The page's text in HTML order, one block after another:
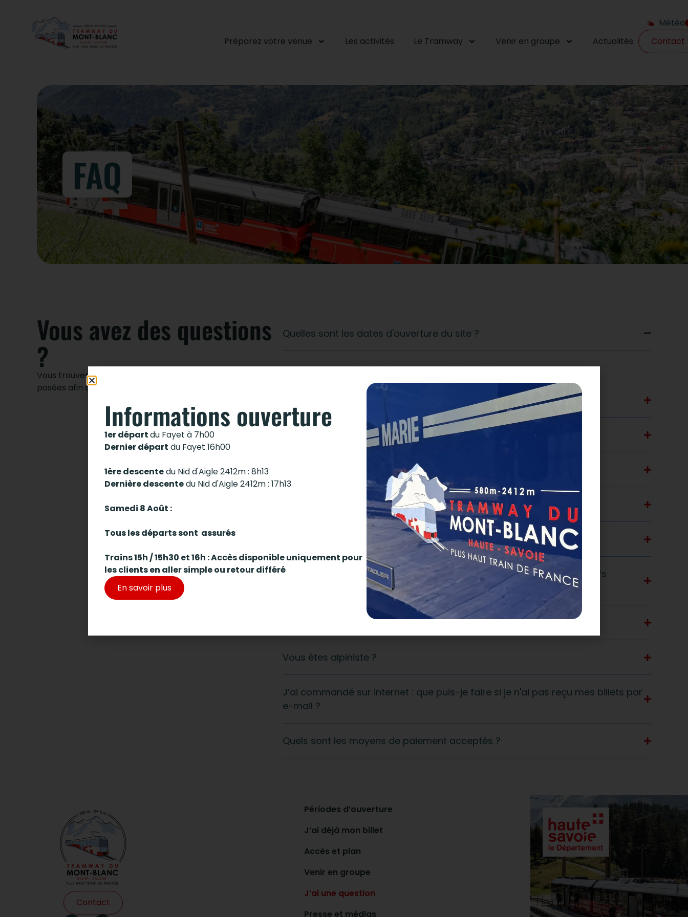
Météo
Préparez votre venue
Les activités Le Tramway Venir en groupe Actualités Contact
FAQ
Vous avez des questions
?
Vous trouverez ici des réponses aux questions fréquemment
posées afin de vous guider dans votre visite.
Quelles sont les dates d'ouverture du site ?
Retrouvez notre planning d’ouvertureen cliquant ici.
Peut-on modifier les dates de réservation ?
Quelles sont les restrictions pour voyager à bord ?
Quel est le temps de visite ?
Peut-on voyager avec des bagages ou une poussette ?
Est-ce que les enfants ou les séniors bénéficient de gratuité ? de tarifs
Comment se rendre au Tramway du Mont-Blanc ?
Vous êtes alpiniste ?
J’ai commandé sur internet : que puis-je faire si je n'ai pas reçu mes billets par
e-mail ?
Quels sont les moyens de paiement acceptés ?
Contact
Périodes d’ouverture
J’ai déjà mon billet
Accès et plan
Venir en groupe
J’ai une question
Presse et médias
Informations ouverture
1er départdu Fayet à 7h00
Dernier départ du Fayet 16h00
1ère descentedu Nid d'Aigle 2412m : 8h13
Dernière descentedu Nid d'Aigle 2412m : 17h13
Samedi 8 Août :
Tous les départs sont assurés
Trains 15h / 15h30 et 16h : Accès disponible uniquement pour
les clients en aller simple ou retour différé
En savoir plus